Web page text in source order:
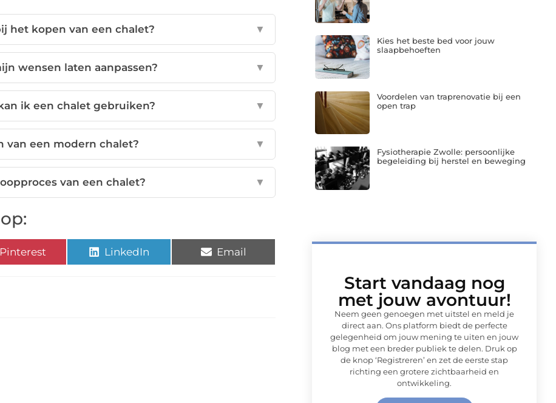
het kopen van een chalet? ▼
wensen laten aanpassen? ▼
ik een chalet gebruiken? ▼
van een modern chalet? ▼
van een chalet? ▼
Pinterest LinkedIn Email
Kies het beste bed voor jouw
slaapbehoeften
Voordelen van traprenovatie bij een
open trap
Fysiotherapie Zwolle: persoonlijke
begeleiding bij herstel en beweging
Start vandaag nog
met jouw avontuur!
Neem geen genoegen met uitstel en meld je
direct aan. Ons platform biedt de perfecte
gelegenheid om jouw mening te uiten en jouw
blog met een breder publiek te delen. Druk op
de knop ‘Registreren’ en zet de eerste stap
richting een grotere zichtbaarheid en
ontwikkeling.